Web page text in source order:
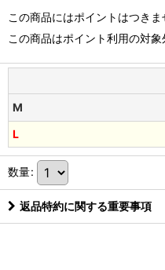
この商品にはポイントはつきま
この商品はポイント利用の対象
M
L
数量:
返品特約に関する重要事項